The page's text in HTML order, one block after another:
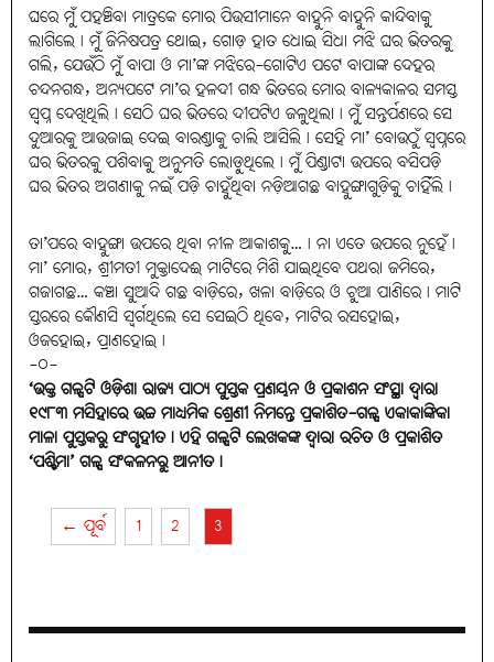
ଘରେ ମୁଁ ପହଞ୍ଚିବା ମାତ୍ରକେ ମୋର ପିଉସୀମାନେ ବାହୁନି ବାହୁନି କାନ୍ଦିବାକୁ
ଲାଗିଲେ। ମୁଁ ଜିନିଷପତ୍ର ଥୋଇ, ଗୋଡ଼ ହାତ ଧୋଇ ସିଧା ମଝି ଘର ଭିତରକୁ
ଗଲି, ଯେଉଁଠି ମୁଁ ବାପା ଓ ମା’ଙ୍କ ମଝିରେ-ଗୋଟିଏ ପଟେ ବାପାଙ୍କ ଦେହର
ଚନ୍ଦନଗନ୍ଧ, ଅନ୍ୟପଟେ ମା’ର ହଳଦୀ ଗନ୍ଧ ଭିତରେ ମୋର ବାଳ୍ୟକାଳର ସମସ୍ତ
ସ୍ୱପ୍ନ ଦେଖିଥିଲି। ସେଠି ଘର ଭିତରେ ଦୀପଟିଏ ଜଳୁଥିଲା। ମୁଁ ସନ୍ତର୍ପଣରେ ସେ
ଦୁଆରକୁ ଆଉଜାଇ ଦେଇ ବାରଣ୍ଡାକୁ ଚାଲି ଆସିଲି। ସେହି ମା’ ବୋଉଠୁଁ ସ୍ୱପ୍ନରେ
ଘର ଭିତରକୁ ପଶିବାକୁ ଅନୁମତି ଲୋଡ଼ୁଥିଲେ। ମୁଁ ପିଣ୍ଡାଟା ଉପରେ ବସିପଡ଼ି
ଘର ଭିତର ଅଗଣାକୁ ନଇଁ ପଡ଼ି ଚାହୁଁଥିବା ନଡ଼ିଆଗଛ ବାହୁଙ୍ଗାଗୁଡ଼ିକୁ ଚାହିଁଲି।
ତା’ପରେ ବାହୁଙ୍ଗା ଉପରେ ଥିବା ନୀଳ ଆକାଶକୁ…। ନା ଏତେ ଉପରେ ନୁହେଁ।
ମା’ ମୋର, ଶ୍ରୀମତୀ ମୁକ୍ତାଦେଈ ମାଟିରେ ମିଶି ଯାଇଥିବେ ପଥରା ଜମିରେ,
ଗଜାଗଛ… କଞ୍ଚା ସୁଆଦି ଗଛ ବାଡ଼ିରେ, ଖଳା ବାଡ଼ିରେ ଓ ଚୁଆ ପାଣିରେ। ମାଟି
ସ୍ତରରେ କୌଣସି ସ୍ବର୍ଗଥିଲେ ସେ ସେଇଠି ଥିବେ, ମାଟିର ରସହୋଇ,
ଓଜହୋଇ, ପ୍ରାଣହୋଇ।
-୦-
‘ଉକ୍ତ ଗଳ୍ପଟି ଓଡ଼ିଶା ରାଜ୍ୟ ପାଠ୍ୟ ପୁସ୍ତକ ପ୍ରଣୟନ ଓ ପ୍ରକାଶନ ସଂସ୍ଥା ଦ୍ୱାରା
୧୯୮୩ ମସିହାରେ ଉଚ୍ଚ ମାଧ୍ୟମିକ ଶ୍ରେଣୀ ନିମନ୍ତେ ପ୍ରକାଶିତ-ଗଳ୍ପ ଏକାକାଙ୍କିକା
ମାଳା ପୁସ୍ତକରୁ ସଂଗୃହୀତ। ଏହି ଗଳ୍ପଟି ଲେଖକଙ୍କ ଦ୍ୱାରା ରଚିତ ଓ ପ୍ରକାଶିତ
‘ପଶ୍ଚିମା’ ଗଳ୍ପ ସଂକଳନରୁ ଆନୀତ।
← ପୂର୍ବ
1 2 3